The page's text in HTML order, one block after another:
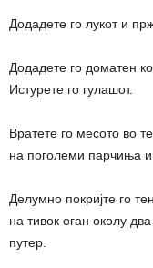
Додадете го лукот и
Додадете го доматен
Истурете го гулашот.
Вратете го месото во
на поголеми парчиња и
Делумно покријте го
на тивок оган околу
путер.